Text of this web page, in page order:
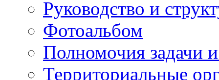
Руководство и
Фотоальбом
Полномочия задачи
Территориальные